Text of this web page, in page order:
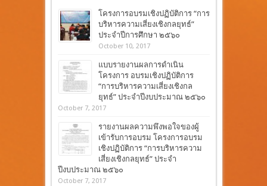
โครงการอบรมเชิงปฏิบัติการ “การ
บริหารความเสี่ยงเชิงกลยุทธ์”
ประจำปีการศึกษา ๒๕๖๐
October 10, 2017
แบบรายงานผลการดำเนิน
โครงการ อบรมเชิงปฏิบัติการ
“การบริหารความเสี่ยงเชิงกล
ยุทธ์” ประจำปีงบประมาณ ๒๕๖๐
October 7, 2017
รายงานผลความพึงพอใจของผู้
เข้ารับการอบรม โครงการอบรม
เชิงปฏิบัติการ “การบริหารความ
เสี่ยงเชิงกลยุทธ์” ประจำ
ปีงบประมาณ ๒๕๖๐
October 7, 2017